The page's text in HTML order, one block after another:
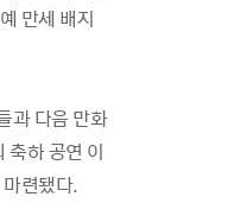
만세 배지
과 다음 만화
축하 공연 이
련됐다.